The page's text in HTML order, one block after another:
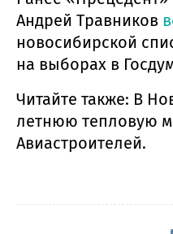
Андрей Травников
новосибирской
на выборах в
Читайте также: В
летнюю тепловую
Авиастроителей.